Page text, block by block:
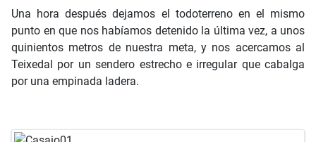
Una hora después dejamos el todoterreno en el mismo
punto en que nos habíamos detenido la última vez, a unos
quinientos metros de nuestra meta, y nos acercamos al
Teixedal por un sendero estrecho e irregular que cabalga
por una empinada ladera.